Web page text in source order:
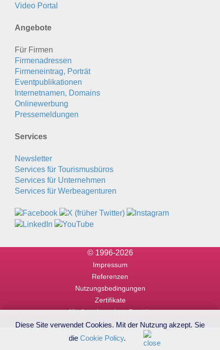
Video Portal
Angebote
Für Firmen
Firmenadressen
Firmeneintrag, Porträt
Eventpublikationen
Internetnamen, Domains
Onlinewerbung
Pressemeldungen
Services
Newsletter
Services für Tourismusbüros
Services für Unternehmen
Services für Werbeagenturen
© 1996-2026
Impressum
Referenzen
Nutzungsbedingungen
Zertifikate
Alle Angaben ohne Gewähr
Diese Site verwendet Cookies. Mit der Nutzung akzept. Sie
die Cookie Policy.